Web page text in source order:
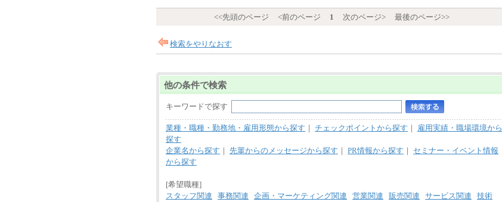
<<先頭のページ <前のページ 1 次のページ> 最後のページ>>
検索をやりなおす
他の条件で検索
キーワードで探す
業種・職種・勤務地・雇用形態から探す ｜ チェックポイントから探す ｜ 雇用実績・職場環境から
探す
企業名から探す ｜ 先輩からのメッセージから探す ｜ PR情報から探す ｜ セミナー・イベント情報
から探す
[希望職種]
スタッフ関連
事務関連 企画・マーケティング関連 営業関連 販売関連 サービス関連
技術